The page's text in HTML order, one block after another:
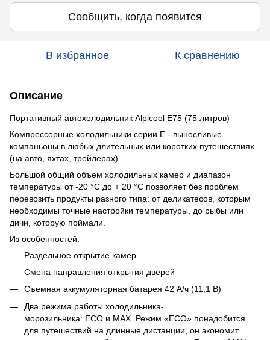
Сообщить, когда появится
В избранное К сравнению
Описание
Портативный автохолодильник Alpicool E75 (75 литров)
Компрессорные холодильники серии E - выносливые
компаньоны в любых длительных или коротких путешествиях
(на авто, яхтах, трейлерах).
Большой общий объем холодильных камер и диапазон
температуры от -20 °C до + 20 °C позволяет без проблем
перевозить продукты разного типа: от деликатесов, которым
необходимы точные настройки температуры, до рыбы или
дичи, которую поймали.
Из особенностей:
Раздельное открытие камер
Смена направления открытия дверей
Съемная аккумуляторная батарея 42 А/ч (11,1 В)
Два режима работы холодильника-
морозильника: ECO и MAX. Режим «ECO» понадобится
для путешествий на длинные дистанции, он экономит